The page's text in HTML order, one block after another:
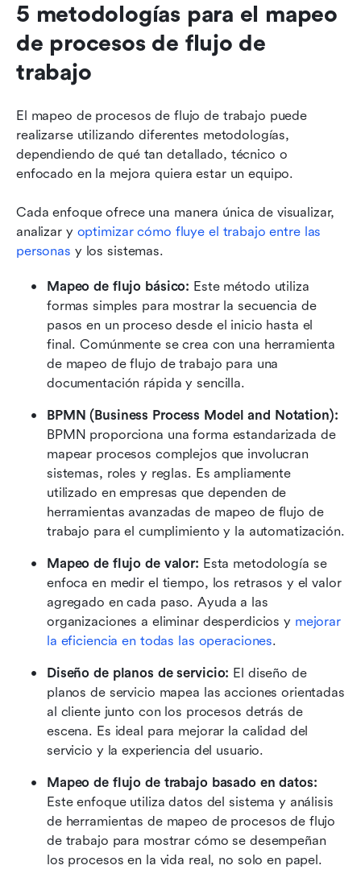
5 metodologías para el mapeo
de procesos de flujo de
trabajo
El mapeo de procesos de flujo de trabajo puede
realizarse utilizando diferentes metodologías,
dependiendo de qué tan detallado, técnico o
enfocado en la mejora quiera estar un equipo.
Cada enfoque ofrece una manera única de visualizar,
analizar y optimizar cómo fluye el trabajo entre las
personas y los sistemas.
Mapeo de flujo básico: Este método utiliza
formas simples para mostrar la secuencia de
pasos en un proceso desde el inicio hasta el
final. Comúnmente se crea con una herramienta
de mapeo de flujo de trabajo para una
documentación rápida y sencilla.
BPMN proporciona una forma estandarizada de
mapear procesos complejos que involucran
sistemas, roles y reglas. Es ampliamente
utilizado en empresas que dependen de
herramientas avanzadas de mapeo de flujo de
trabajo para el cumplimiento y la automatización.
Mapeo de flujo de valor: Esta metodología se
enfoca en medir el tiempo, los retrasos y el valor
agregado en cada paso. Ayuda a las
organizaciones a eliminar desperdicios y mejorar
la eficiencia en todas las operaciones.
Diseño de planos de servicio: El diseño de
planos de servicio mapea las acciones orientadas
al cliente junto con los procesos detrás de
escena. Es ideal para mejorar la calidad del
servicio y la experiencia del usuario.
Este enfoque utiliza datos del sistema y análisis
de herramientas de mapeo de procesos de flujo
de trabajo para mostrar cómo se desempeñan
los procesos en la vida real, no solo en papel.